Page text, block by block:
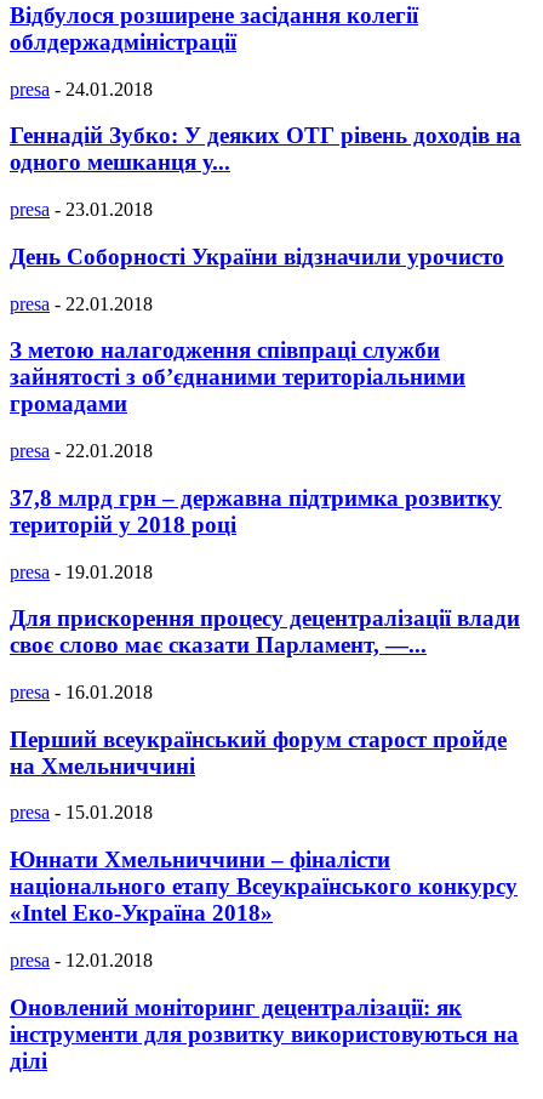
Відбулося розширене засідання колегії
облдержадміністрації
presa - 24.01.2018
Геннадій Зубко: У деяких ОТГ рівень доходів на
одного мешканця у...
presa - 23.01.2018
День Соборності України відзначили урочисто
presa - 22.01.2018
З метою налагодження співпраці служби
зайнятості з об’єднаними територіальними
громадами
presa - 22.01.2018
37,8 млрд грн – державна підтримка розвитку
територій у 2018 році
presa - 19.01.2018
Для прискорення процесу децентралізації влади
своє слово має сказати Парламент, —...
presa - 16.01.2018
Перший всеукраїнський форум старост пройде
на Хмельниччині
presa - 15.01.2018
Юннати Хмельниччини – фіналісти
національного етапу Всеукраїнського конкурсу
«Intel Еко-Україна 2018»
presa - 12.01.2018
Оновлений моніторинг децентралізації: як
інструменти для розвитку використовуються на
ділі